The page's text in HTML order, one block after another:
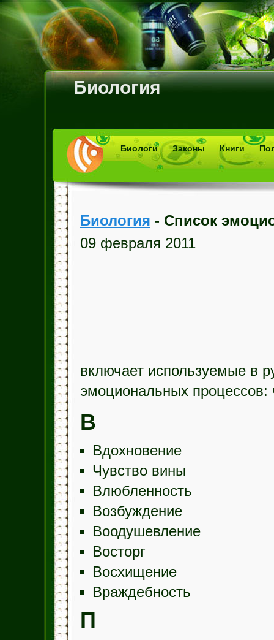
Биология
Биологи Законы Книги
Биология - Список
09 февраля 2011
включает используемые в
эмоциональных
В
Вдохновение
Чувство вины
Влюбленность
Возбуждение
Воодушевление
Восторг
Восхищение
Враждебность
П